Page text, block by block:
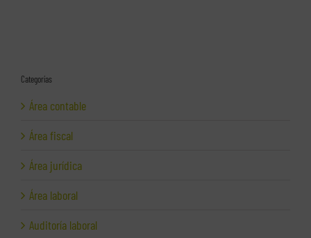
Categorías
Área contable
Área fiscal
Área jurídica
Área laboral
Auditoría laboral